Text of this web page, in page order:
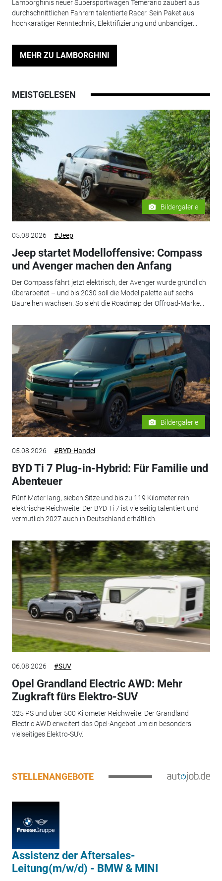
Lamborghinis neuer Supersportwagen Temerario zaubert aus
durchschnittlichen Fahrern talentierte Racer. Sein Paket aus
hochkarätiger Renntechnik, Elektrifizierung und unbändiger...
MEHR ZU LAMBORGHINI
MEISTGELESEN
Bildergalerie
05.08.2026 #Jeep
Jeep startet Modelloffensive: Compass
und Avenger machen den Anfang
Der Compass fährt jetzt elektrisch, der Avenger wurde gründlich
überarbeitet – und bis 2030 soll die Modellpalette auf sechs
Baureihen wachsen. So sieht die Roadmap der Offroad-Marke...
Bildergalerie
05.08.2026 #BYD-Handel
BYD Ti 7 Plug-in-Hybrid: Für Familie und
Abenteuer
Fünf Meter lang, sieben Sitze und bis zu 119 Kilometer rein
elektrische Reichweite: Der BYD Ti 7 ist vielseitig talentiert und
vermutlich 2027 auch in Deutschland erhältlich.
06.08.2026 #SUV
Opel Grandland Electric AWD: Mehr
Zugkraft fürs Elektro-SUV
325 PS und über 500 Kilometer Reichweite: Der Grandland
Electric AWD erweitert das Opel-Angebot um ein besonders
vielseitiges Elektro-SUV.
STELLENANGEBOTE
Assistenz der Aftersales-
Leitung(m/w/d) - BMW & MINI